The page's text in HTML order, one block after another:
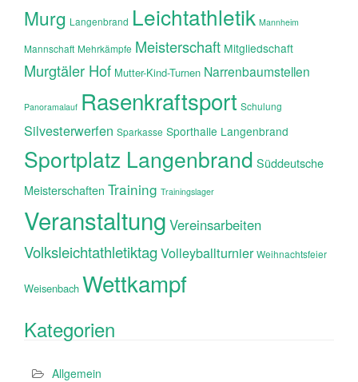
Murg Langenbrand Leichtathletik Mannheim
Mannschaft Mehrkämpfe Meisterschaft Mitgliedschaft
Murgtäler Hof Mutter-Kind-Turnen Narrenbaumstellen
Panoramalauf Rasenkraftsport Schulung
Silvesterwerfen Sparkasse Sporthalle Langenbrand
Sportplatz Langenbrand Süddeutsche
Meisterschaften Training Trainingslager
Veranstaltung Vereinsarbeiten
Volksleichtathletiktag Volleyballturnier Weihnachtsfeier
Weisenbach Wettkampf
Kategorien
Allgemein